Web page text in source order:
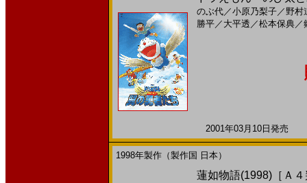
のぶ代／小原乃梨子／ 野村
勝平／ 大平透 ／松本保典／
2001年03月10日発売
1998年製作（製作国 日本）
蓮如物語(1998)［Ａ